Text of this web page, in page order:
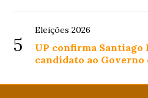
5
Eleições 2026
UP confirma Santiago
candidato ao Governo